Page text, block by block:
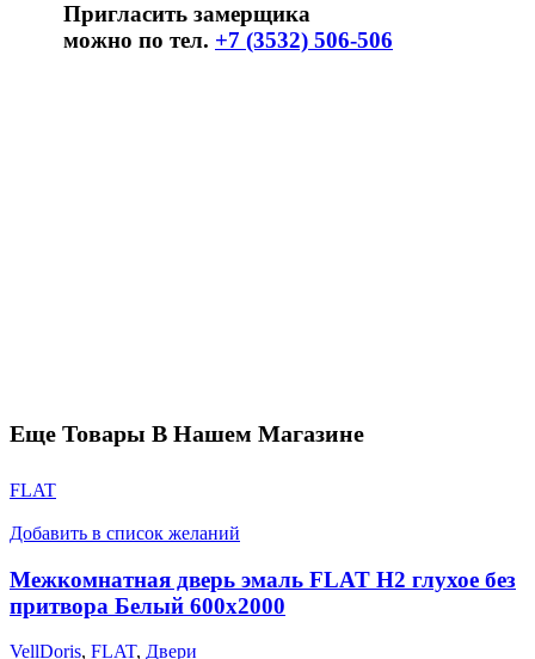
Пригласить замерщика
можно по тел. +7 (3532) 506-506
Еще Товары В Нашем Магазине
FLAT
Добавить в список желаний
Межкомнатная дверь эмаль FLAT H2 глухое без
притвора Белый 600х2000
VellDoris, FLAT, Двери